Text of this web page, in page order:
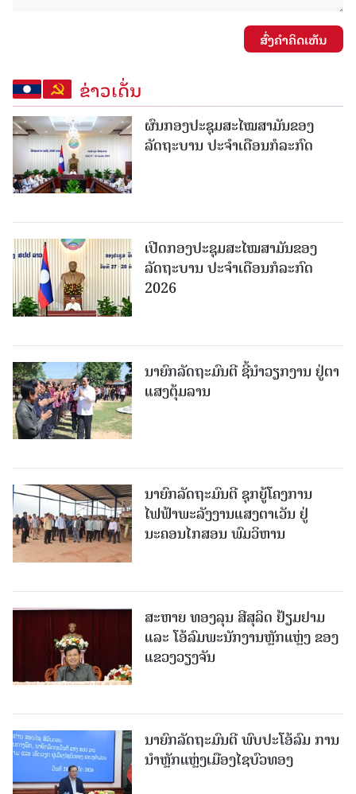
ສົ່ງຄໍາຄິດເຫັນ
ຂ່າວເດັ່ນ
ຜົນກອງປະຊຸມສະໄໝສາມັນຂອງ
ລັດຖະບານ ປະຈຳເດືອນກໍລະກົດ
ເປີດກອງປະຊຸມສະໄໝສາມັນຂອງ
ລັດຖະບານ ປະຈໍາເດືອນກໍລະກົດ
2026
ນາຍົກລັດຖະມົນຕີ ຊີ້ນຳວຽກງານ ຢູ່ຕາ
ແສງຕຸ້ມລານ
ນາຍົກລັດຖະມົນຕີ ຊຸກຍູ້ໂຄງການ
ໄຟຟ້າພະລັງງານແສງຕາເວັນ ຢູ່
ນະຄອນໄກສອນ ພົມວິຫານ
ສະຫາຍ ທອງລຸນ ສີສຸລິດ ຢ້ຽມຢາມ
ແລະ ໂອ້ລົມພະນັກງານຫຼັກແຫຼ່ງ ຂອງ
ແຂວງວຽງຈັນ
ນາຍົກລັດຖະມົນຕີ ພົບປະໂອ້ລົມ ການ
ນຳຫຼັກແຫຼ່ງເມືອງໄຊບົວທອງ